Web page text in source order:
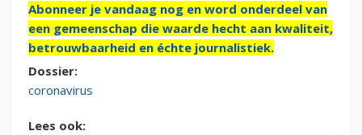
Abonneer je vandaag nog en word onderdeel van
een gemeenschap die waarde hecht aan kwaliteit,
betrouwbaarheid en échte journalistiek.
Dossier:
coronavirus
Lees ook: